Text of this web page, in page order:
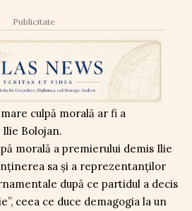
Publicitate
culpă morală ar fi a
Bolojan.
morală a premierului demis Ilie
sa și a reprezentanților
după ce partidul a decis
ceea ce duce demagogia la un